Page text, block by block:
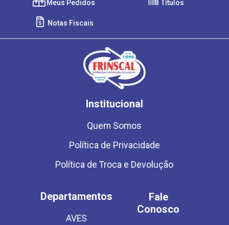
Meus Pedidos Títulos
Notas Fiscais
Institucional
Quem Somos
Política de Privacidade
Política de Troca e Devolução
Departamentos
AVES
Fale
Conosco